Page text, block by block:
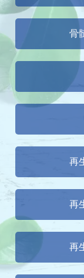
骨
再
再
再